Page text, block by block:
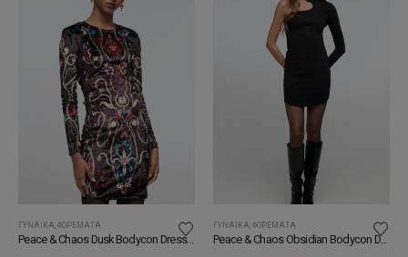
ΓΥΝΑΊΚΑ ΦΟΡΈΜΑΤΑ
Peace & Chaos Dusk Bodycon Dress - Velvet Φόρεμα
ΓΥΝΑΊΚΑ ΦΟΡΈΜΑΤΑ
Peace & Chaos Obsidian Bodycon Dress Φόρεμα